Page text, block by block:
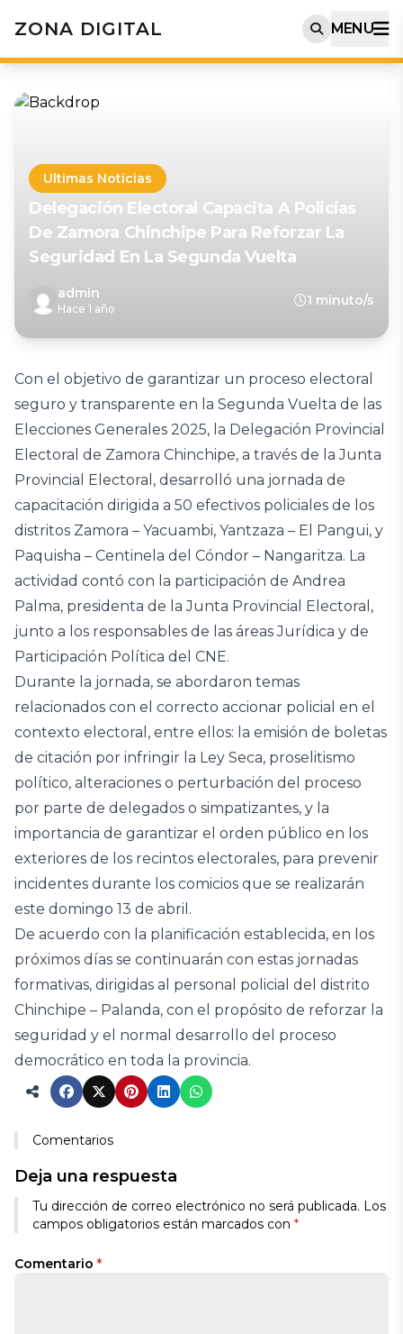
ZONA DIGITAL MENU
Ultimas Noticias
Delegación Electoral Capacita A Policías
De Zamora Chinchipe Para Reforzar La
Seguridad En La Segunda Vuelta
admin
Hace 1 año
1 minuto/s
Con el objetivo de garantizar un proceso electoral
seguro y transparente en la Segunda Vuelta de las
Elecciones Generales 2025, la Delegación Provincial
Electoral de Zamora Chinchipe, a través de la Junta
Provincial Electoral, desarrolló una jornada de
capacitación dirigida a 50 efectivos policiales de los
distritos Zamora – Yacuambi, Yantzaza – El Pangui, y
Paquisha – Centinela del Cóndor – Nangaritza. La
actividad contó con la participación de Andrea
Palma, presidenta de la Junta Provincial Electoral,
junto a los responsables de las áreas Jurídica y de
Participación Política del CNE.
Durante la jornada, se abordaron temas
relacionados con el correcto accionar policial en el
contexto electoral, entre ellos: la emisión de boletas
de citación por infringir la Ley Seca, proselitismo
político, alteraciones o perturbación del proceso
por parte de delegados o simpatizantes, y la
importancia de garantizar el orden público en los
exteriores de los recintos electorales, para prevenir
incidentes durante los comicios que se realizarán
este domingo 13 de abril.
De acuerdo con la planificación establecida, en los
próximos días se continuarán con estas jornadas
formativas, dirigidas al personal policial del distrito
Chinchipe – Palanda, con el propósito de reforzar la
seguridad y el normal desarrollo del proceso
democrático en toda la provincia.
Comentarios
Deja una respuesta
Tu dirección de correo electrónico no será publicada. Los
campos obligatorios están marcados con *
Comentario *
Alternative: